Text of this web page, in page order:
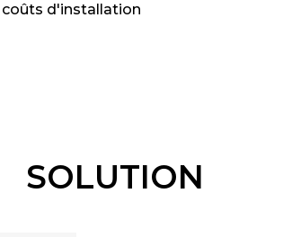
d'installation
SOLUTION